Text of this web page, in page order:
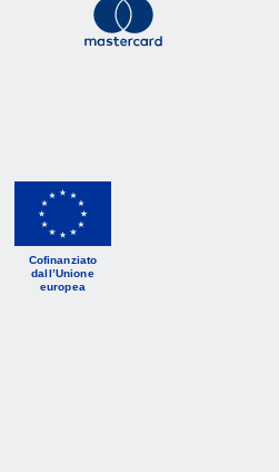
Cofinanziato
dall’Unione
europea